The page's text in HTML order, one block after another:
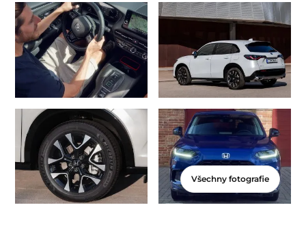
Všechny fotografie